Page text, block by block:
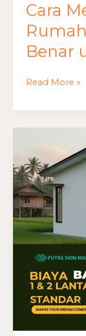
Cara
Benar
Read More »
Rumah
1
&
2
Lantai
dengan
Material
Standar